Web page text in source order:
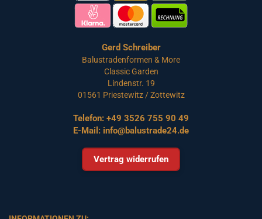
Gerd Schreiber
Balustradenformen & More
Classic Garden
Lindenstr. 19
01561 Priestewitz / Zottewitz
Telefon: +49 3526 755 90 49
E-Mail: info@balustrade24.de
Vertrag widerrufen